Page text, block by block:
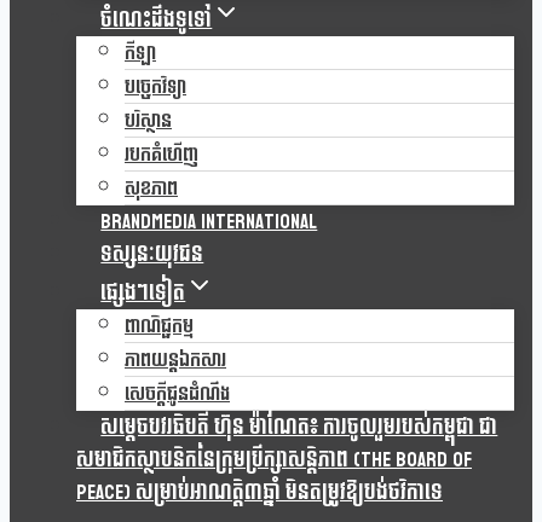
ចំណេះដឹងទូទៅ
កីឡា
បច្ចេកវិទ្យា
បរិស្ថាន
របកគំហើញ
សុខភាព
Brandmedia international
ទស្សនៈយុវជន
ផ្សេងៗទៀត
ពាណិជ្ជកម្ម
ភាពយន្តឯកសារ
សេចក្តីជូនដំណឹង
សម្តេចបវរធិបតី ហ៊ុន ម៉ាណែត៖ ការចូលរួមរបស់កម្ពុជា ជា
សមាជិកស្ថាបនិកនៃក្រុមប្រឹក្សាសន្តិភាព (The Board Of
Peace) សម្រាប់អាណត្តិ៣ឆ្នាំ មិនតម្រូវឱ្យបង់ថវិកាទេ